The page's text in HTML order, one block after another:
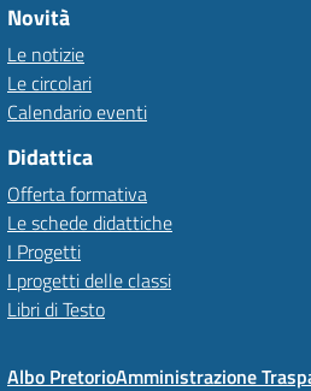
Novità
Le notizie
Le circolari
Calendario eventi
Didattica
Offerta formativa
Le schede didattiche
I Progetti
I progetti delle classi
Libri di Testo
Albo PretorioAmministrazione